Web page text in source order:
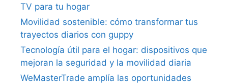
TV para tu hogar
Movilidad sostenible: cómo transformar tus
trayectos diarios con guppy
Tecnología útil para el hogar: dispositivos que
mejoran la seguridad y la movilidad diaria
WeMasterTrade amplía las oportunidades